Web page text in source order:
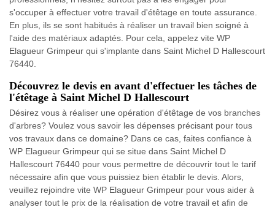
s'occuper à effectuer votre travail d'étêtage en toute assurance.
En plus, ils se sont habitués à réaliser un travail bien soigné à
l'aide des matériaux adaptés. Pour cela, appelez vite WP
Elagueur Grimpeur qui s'implante dans Saint Michel D Hallescourt
76440.
Découvrez le devis en avant d'effectuer les tâches de
l'étêtage à Saint Michel D Hallescourt
Désirez vous à réaliser une opération d'étêtage de vos branches
d'arbres? Voulez vous savoir les dépenses précisant pour tous
vos travaux dans ce domaine? Dans ce cas, faites confiance à
WP Elagueur Grimpeur qui se situe dans Saint Michel D
Hallescourt 76440 pour vous permettre de découvrir tout le tarif
nécessaire afin que vous puissiez bien établir le devis. Alors,
veuillez rejoindre vite WP Elagueur Grimpeur pour vous aider à
analyser tout le prix de la réalisation de votre travail et afin de